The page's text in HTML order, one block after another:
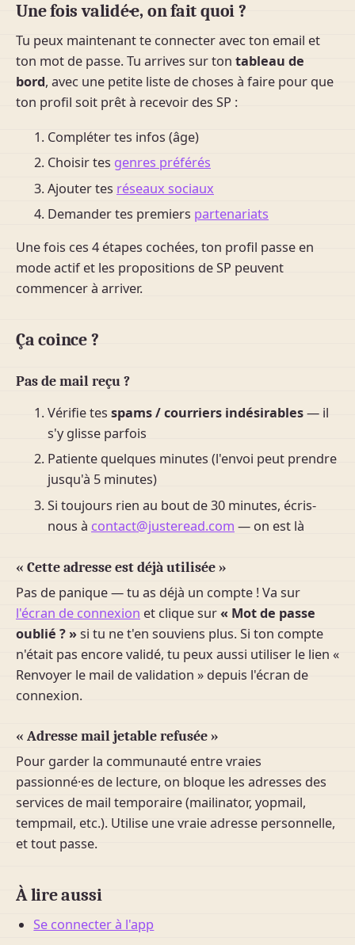
Une fois validé·e, on fait quoi ?
Tu peux maintenant te connecter avec ton email et
ton mot de passe. Tu arrives sur ton tableau de
bord, avec une petite liste de choses à faire pour que
ton profil soit prêt à recevoir des SP :
Compléter tes infos (âge)
Choisir tes genres préférés
Ajouter tes réseaux sociaux
Demander tes premiers partenariats
Une fois ces 4 étapes cochées, ton profil passe en
mode actif et les propositions de SP peuvent
commencer à arriver.
Ça coince ?
Pas de mail reçu ?
Vérifie tes spams / courriers indésirables— il
s'y glisse parfois
Patiente quelques minutes (l'envoi peut prendre
jusqu'à 5 minutes)
Si toujours rien au bout de 30 minutes, écris-
nous à contact@justeread.com — on est là
« Cette adresse est déjà utilisée »
Pas de panique — tu as déjà un compte ! Va sur
l'écran de connexion et clique sur« Mot de passe
oublié ? »si tu ne t'en souviens plus. Si ton compte
n'était pas encore validé, tu peux aussi utiliser le lien «
Renvoyer le mail de validation » depuis l'écran de
connexion.
« Adresse mail jetable refusée »
Pour garder la communauté entre vraies
passionné·es de lecture, on bloque les adresses des
services de mail temporaire (mailinator, yopmail,
tempmail, etc.). Utilise une vraie adresse personnelle,
et tout passe.
À lire aussi
Se connecter à l'app